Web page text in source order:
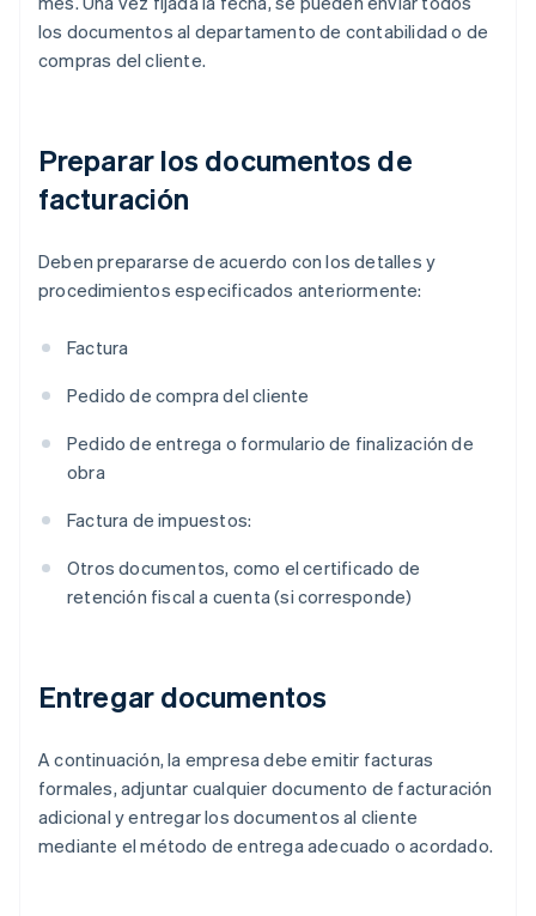
los documentos al departamento de contabilidad o de
compras del cliente.
Preparar los documentos de
facturación
Deben prepararse de acuerdo con los detalles y
procedimientos especificados anteriormente:
Factura
Pedido de compra del cliente
Pedido de entrega o formulario de finalización de
obra
Factura de impuestos:
Otros documentos, como el certificado de
retención fiscal a cuenta (si corresponde)
Entregar documentos
A continuación, la empresa debe emitir facturas
formales, adjuntar cualquier documento de facturación
adicional y entregar los documentos al cliente
mediante el método de entrega adecuado o acordado.